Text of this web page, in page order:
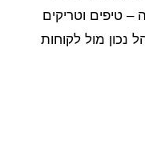
– טיפים וטריקים
נכון מול לקוחות